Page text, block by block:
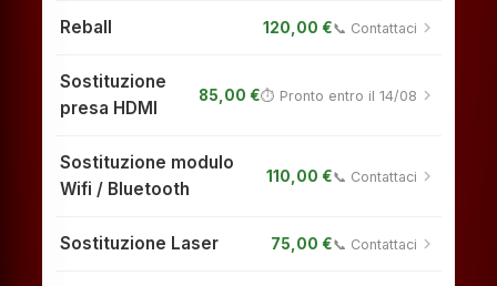
Reball 120,00 €📞 Contattaci chevron_right
Sostituzione
presa HDMI
85,00 €⏱ Pronto entro il 14/08 chevron_right
Sostituzione modulo
Wifi / Bluetooth
110,00 €📞 Contattaci chevron_right
Sostituzione Laser 75,00 €📞 Contattaci chevron_right